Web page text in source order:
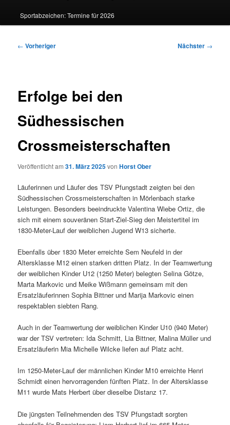
Sportabzeichen: Termine für 2026
Beitragsnavigation
← Vorheriger Nächster →
Erfolge bei den
Südhessischen
Crossmeisterschaften
Veröffentlicht am31. März 2025vonHorst Ober
Läuferinnen und Läufer des TSV Pfungstadt zeigten bei den
Südhessischen Crossmeisterschaften in Mörlenbach starke
Leistungen. Besonders beeindruckte Valentina Wiebe Ortiz, die
sich mit einem souveränen Start-Ziel-Sieg den Meistertitel im
1830-Meter-Lauf der weiblichen Jugend W13 sicherte.
Ebenfalls über 1830 Meter erreichte Sem Neufeld in der
Altersklasse M12 einen starken dritten Platz. In der Teamwertung
der weiblichen Kinder U12 (1250 Meter) belegten Selina Götze,
Marta Markovic und Meike Wißmann gemeinsam mit den
Ersatzläuferinnen Sophia Bittner und Marija Markovic einen
respektablen siebten Rang.
Auch in der Teamwertung der weiblichen Kinder U10 (940 Meter)
war der TSV vertreten: Ida Schmitt, Lia Bittner, Malina Müller und
Ersatzläuferin Mia Michelle Wilcke liefen auf Platz acht.
Im 1250-Meter-Lauf der männlichen Kinder M10 erreichte Henri
Schmidt einen hervorragenden fünften Platz. In der Altersklasse
M11 wurde Mats Herbert über dieselbe Distanz 17.
Die jüngsten Teilnehmenden des TSV Pfungstadt sorgten